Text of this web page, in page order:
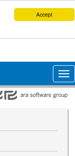
Accept